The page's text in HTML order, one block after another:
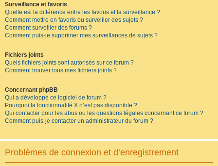
Surveillance et favoris
Quelle est la différence entre les favoris et la surveillance ?
Comment mettre en favoris ou surveiller des sujets ?
Comment surveiller des forums ?
Comment puis-je supprimer mes surveillances de sujets ?
Fichiers joints
Quels fichiers joints sont autorisés sur ce forum ?
Comment trouver tous mes fichiers joints ?
Concernant phpBB
Qui a développé ce logiciel de forum ?
Pourquoi la fonctionnalité X n’est pas disponible ?
Qui contacter pour les abus ou les questions légales concernant ce forum ?
Comment puis-je contacter un administrateur du forum ?
Problèmes de connexion et d’enregistrement